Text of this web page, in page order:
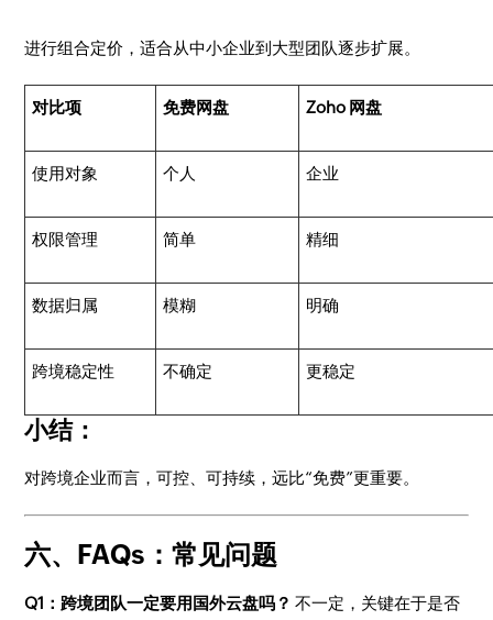
进行组合定价，适合从中小企业到大型团队逐步扩展。
对比项 免费网盘 Zoho 网盘
使用对象 个人 企业
权限管理 简单 精细
数据归属 模糊 明确
跨境稳定性 不确定 更稳定
小结：
对跨境企业而言，可控、可持续，远比“免费”更重要。
六、FAQs：常见问题
Q1：跨境团队一定要用国外云盘吗？ 不一定，关键在于是否